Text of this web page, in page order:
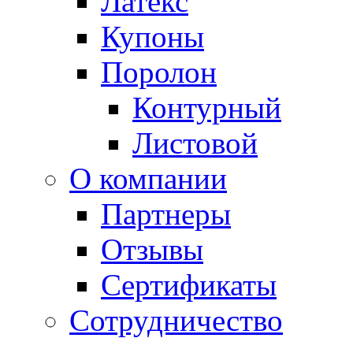
Купоны
Поролон
Контурный
Листовой
О компании
Партнеры
Отзывы
Сертификаты
Сотрудничество